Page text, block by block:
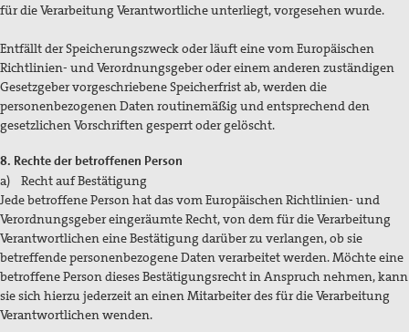
für die Verarbeitung Verantwortliche unterliegt, vorgesehen wurde.
Entfällt der Speicherungszweck oder läuft eine vom Europäischen
Richtlinien- und Verordnungsgeber oder einem anderen zuständigen
Gesetzgeber vorgeschriebene Speicherfrist ab, werden die
personenbezogenen Daten routinemäßig und entsprechend den
gesetzlichen Vorschriften gesperrt oder gelöscht.
8. Rechte der betroffenen Person
a) Recht auf Bestätigung
Jede betroffene Person hat das vom Europäischen Richtlinien- und
Verordnungsgeber eingeräumte Recht, von dem für die Verarbeitung
Verantwortlichen eine Bestätigung darüber zu verlangen, ob sie
betreffende personenbezogene Daten verarbeitet werden. Möchte eine
betroffene Person dieses Bestätigungsrecht in Anspruch nehmen, kann
sie sich hierzu jederzeit an einen Mitarbeiter des für die Verarbeitung
Verantwortlichen wenden.